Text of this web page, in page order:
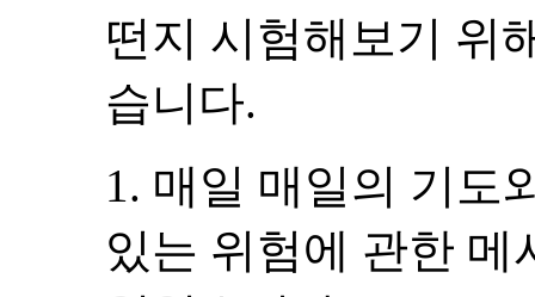
떤지 시험해보기 위
습니다.
1. 매일 매일의 기도
있는 위험에 관한